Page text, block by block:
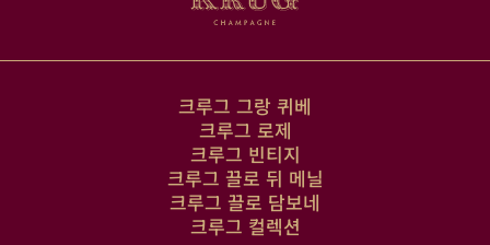
크루그 그랑 퀴베
크루그 로제
크루그 빈티지
크루그 끌로 뒤 메닐
크루그 끌로 담보네
크루그 컬렉션